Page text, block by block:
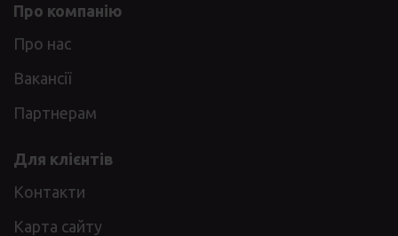
Про компанію
Про нас
Вакансії
Партнерам
Для клієнтів
Контакти
Карта сайту